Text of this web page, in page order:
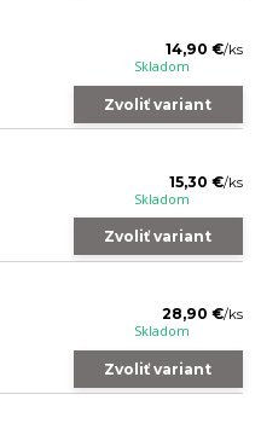
14,90 €/ks
Skladom
Zvoliť variant
15,30 €/ks
Skladom
Zvoliť variant
28,90 €/ks
Skladom
Zvoliť variant